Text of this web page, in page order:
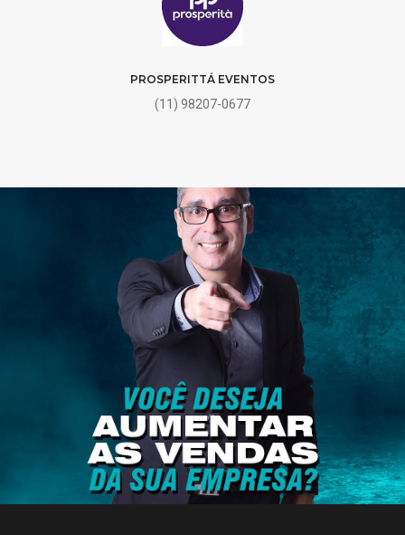
PROSPERITTÁ EVENTOS
(11) 98207-0677